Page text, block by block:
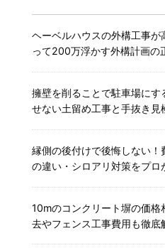
ヘーベルハウスの外構工事
って200万浮かす外構計画の
擁壁を削ることで駐車場にす
せない土留め工事と手抜き見
縁側の後付けで後悔しない！
の違い・シロアリ対策をプロ
10mのコンクリート塀の価
去やフェンス工事費用も徹底